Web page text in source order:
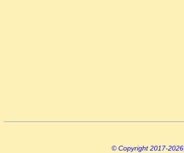
© Copyright 2017-2026,